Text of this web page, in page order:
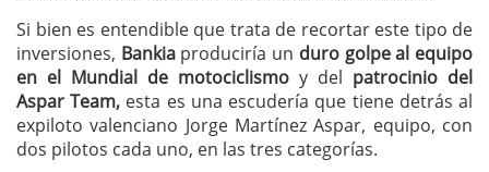
Si bien es entendible que trata de recortar este tipo de
inversiones, Bankiaproduciría un duro golpe al equipo
en el Mundial de motociclismo y del patrocinio del
Aspar Team, esta es una escudería que tiene detrás al
expiloto valenciano Jorge Martínez Aspar, equipo, con
dos pilotos cada uno, en las tres categorías.